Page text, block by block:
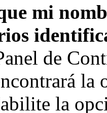
mi
de
la
la